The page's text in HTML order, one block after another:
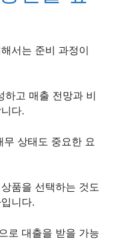
서는 준비 과정이
하고 매출 전망과 비
다.
상태도 중요한 요
품을 선택하는 것도
니다.
로 대출을 받을 가능